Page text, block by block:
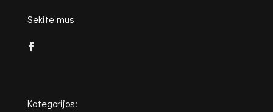
Sekite mus
Kategorijos: